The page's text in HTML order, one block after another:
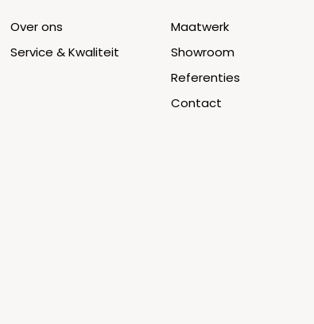
Over ons
Service & Kwaliteit
Maatwerk
Showroom
Referenties
Contact